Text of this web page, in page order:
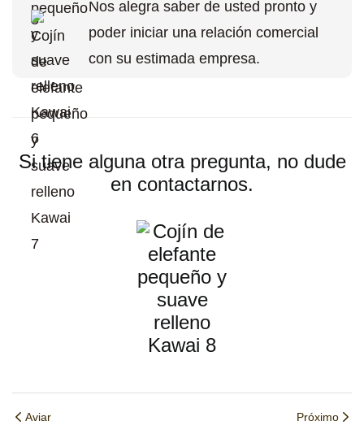
Nos alegra saber de usted pronto y
poder iniciar una relación comercial
con su estimada empresa.
Si tiene alguna otra pregunta, no dude
en contactarnos.
Aviar Próximo